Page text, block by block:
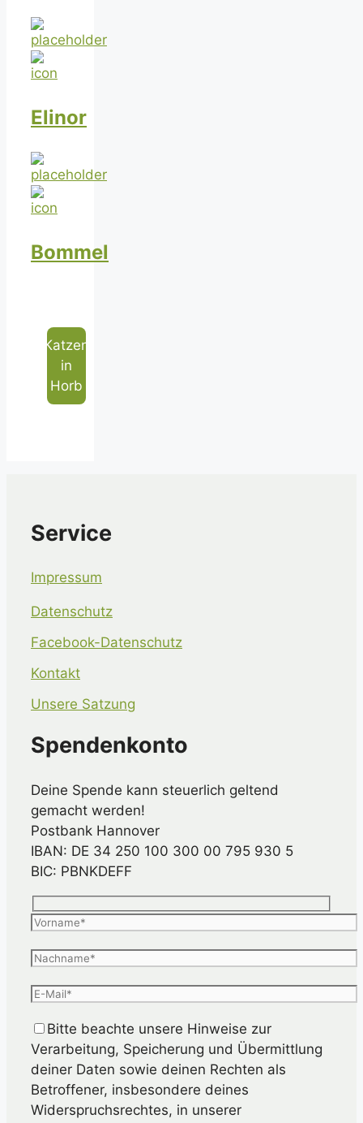
Elinor
Bommel
Katzen
in
Horb
Service
Impressum
Datenschutz
Facebook-Datenschutz
Kontakt
Unsere Satzung
Spendenkonto
Deine Spende kann steuerlich geltend
gemacht werden!
Postbank Hannover
IBAN: DE 34 250 100 300 00 795 930 5
BIC: PBNKDEFF
Bitte beachte unsere Hinweise zur
Verarbeitung, Speicherung und Übermittlung
deiner Daten sowie deinen Rechten als
Betroffener, insbesondere deines
Widerspruchsrechtes, in unserer